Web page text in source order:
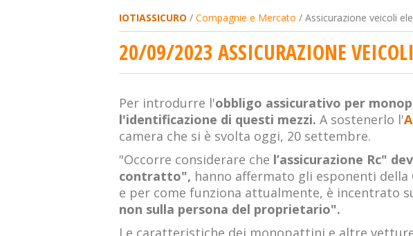
IOTIASSICURO / Compagnie e Mercato / Assicurazione veicoli
20/09/2023 ASSICURAZIONE
Per introdurre l'obbligo assicurativo per
l'identificazione di questi mezzi. A sostenerlo l'
camera che si è svolta oggi, 20 settembre.
"Occorre considerare che l’assicurazione Rc"
contratto", hanno affermato gli esponenti
e per come funziona attualmente, è incentrato
non sulla persona del proprietario".
Le caratteristiche dei monopattini e altre